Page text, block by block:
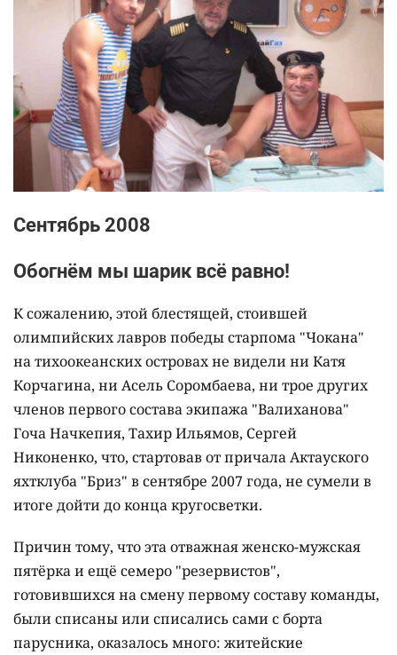
Сентябрь 2008
Обогнём мы шарик всё равно!
К сожалению, этой блестящей, стоившей
олимпийских лавров победы старпома "Чокана"
на тихоокеанских островах не видели ни Катя
Корчагина, ни Асель Соромбаева, ни трое других
членов первого состава экипажа "Валиханова"
Гоча Начкепия, Тахир Ильямов, Сергей
Никоненко, что, стартовав от причала Актауского
яхтклуба "Бриз" в сентябре 2007 года, не сумели в
итоге дойти до конца кругосветки.
Причин тому, что эта отважная женско-мужская
пятёрка и ещё семеро "резервистов",
готовившихся на смену первому составу команды,
были списаны или списались сами с борта
парусника, оказалось много: житейские